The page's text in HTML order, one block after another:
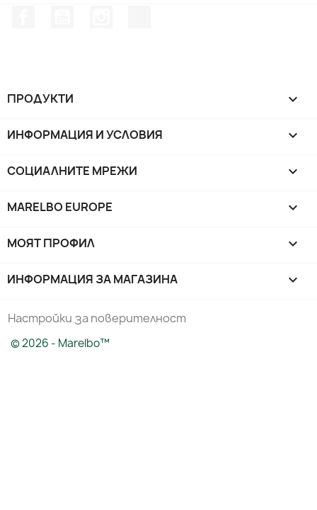
ПРОДУКТИ 
ИНФОРМАЦИЯ И УСЛОВИЯ 
СОЦИАЛНИТЕ МРЕЖИ 
MARELBO EUROPE 
МОЯТ ПРОФИЛ 
ИНФОРМАЦИЯ ЗА МАГАЗИНА keyboard_arrow_down
Настройки за поверителност
© 2026 - Marelbo™